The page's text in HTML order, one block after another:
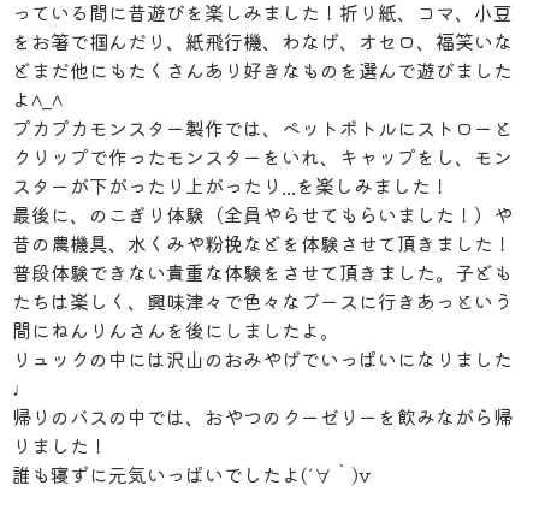
っている間に昔遊びを楽しみました！折り紙、コマ、小豆
をお箸で掴んだり、紙飛行機、わなげ、オセロ、福笑いな
どまだ他にもたくさんあり好きなものを選んで遊びました
よ^_^
プカプカモンスター製作では、ペットボトルにストローと
クリップで作ったモンスターをいれ、キャップをし、モン
スターが下がったり上がったり...を楽しみました！
最後に、のこぎり体験（全員やらせてもらいました！）や
昔の農機具、水くみや粉挽などを体験させて頂きました！
普段体験できない貴重な体験をさせて頂きました。子ども
たちは楽しく、興味津々で色々なブースに行きあっという
間にねんりんさんを後にしましたよ。
リュックの中には沢山のおみやげでいっぱいになりました
♩
帰りのバスの中では、おやつのクーゼリーを飲みながら帰
りました！
誰も寝ずに元気いっぱいでしたよ(´∀｀)v